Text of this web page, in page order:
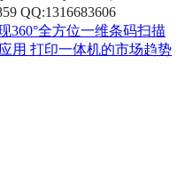
QQ:1316683606
360°全方位一维条码扫描
用 打印一体机的市场趋势